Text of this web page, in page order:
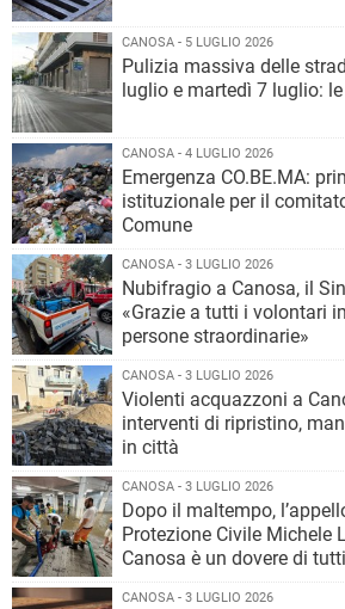
CANOSA - 5 LUGLIO 2026
Pulizia massiva delle
luglio e martedì 7 luglio:
CANOSA - 4 LUGLIO 2026
Emergenza CO.BE.MA:
istituzionale per il
Comune
CANOSA - 3 LUGLIO 2026
Nubifragio a Canosa, il
«Grazie a tutti i volontari
persone straordinarie»
CANOSA - 3 LUGLIO 2026
Violenti acquazzoni a
interventi di ripristino,
in città
CANOSA - 3 LUGLIO 2026
Dopo il maltempo,
Protezione Civile Michele
Canosa è un dovere di
CANOSA - 3 LUGLIO 2026